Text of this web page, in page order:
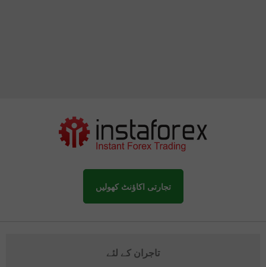
تجارتی اکاؤنٹ کھولیں
تاجران کے لئے